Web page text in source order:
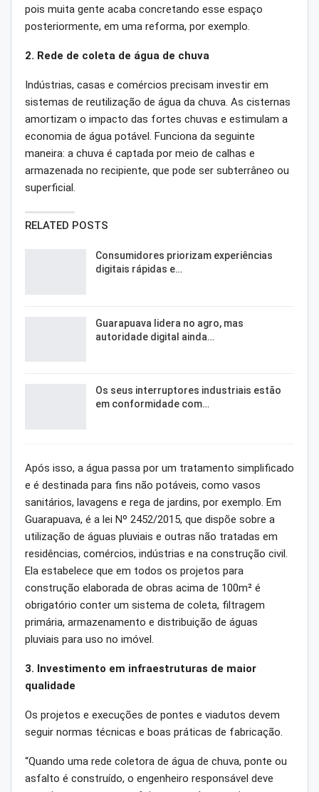
pois muita gente acaba concretando esse espaço
posteriormente, em uma reforma, por exemplo.
2. Rede de coleta de água de chuva
Indústrias, casas e comércios precisam investir em
sistemas de reutilização de água da chuva. As cisternas
amortizam o impacto das fortes chuvas e estimulam a
economia de água potável. Funciona da seguinte
maneira: a chuva é captada por meio de calhas e
armazenada no recipiente, que pode ser subterrâneo ou
superficial.
RELATED POSTS
Consumidores priorizam experiências
digitais rápidas e…
Guarapuava lidera no agro, mas
autoridade digital ainda…
Os seus interruptores industriais estão
em conformidade com…
Após isso, a água passa por um tratamento simplificado
e é destinada para fins não potáveis, como vasos
sanitários, lavagens e rega de jardins, por exemplo. Em
Guarapuava, é a lei Nº 2452/2015, que dispõe sobre a
utilização de águas pluviais e outras não tratadas em
residências, comércios, indústrias e na construção civil.
Ela estabelece que em todos os projetos para
construção elaborada de obras acima de 100m² é
obrigatório conter um sistema de coleta, filtragem
primária, armazenamento e distribuição de águas
pluviais para uso no imóvel.
3. Investimento em infraestruturas de maior
qualidade
Os projetos e execuções de pontes e viadutos devem
seguir normas técnicas e boas práticas de fabricação.
“Quando uma rede coletora de água de chuva, ponte ou
asfalto é construído, o engenheiro responsável deve